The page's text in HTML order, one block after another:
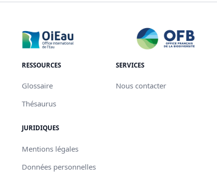
RESSOURCES
Glossaire
Thésaurus
SERVICES
Nous contacter
JURIDIQUES
Mentions légales
Données personnelles